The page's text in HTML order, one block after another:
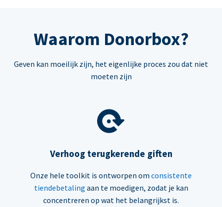
Waarom Donorbox?
Geven kan moeilijk zijn, het eigenlijke proces zou dat niet
moeten zijn
Verhoog terugkerende giften
Onze hele toolkit is ontworpen om consistente
tiendebetaling aan te moedigen, zodat je kan
concentreren op wat het belangrijkst is.